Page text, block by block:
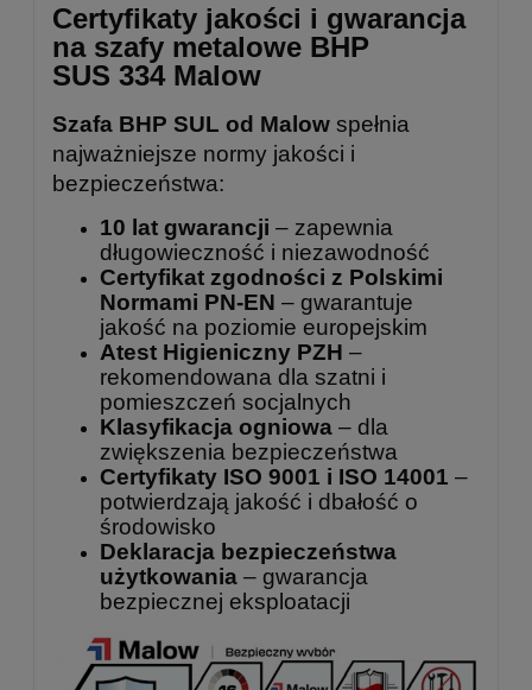
Certyfikaty jakości i gwarancja
na szafy metalowe BHP
SUS 334 Malow
Szafa BHP SUL od Malow spełnia
najważniejsze normy jakości i
bezpieczeństwa:
10 lat gwarancji – zapewnia
długowieczność i niezawodność
Certyfikat zgodności z Polskimi
Normami PN-EN – gwarantuje
jakość na poziomie europejskim
Atest Higieniczny PZH –
rekomendowana dla szatni i
pomieszczeń socjalnych
Klasyfikacja ogniowa – dla
zwiększenia bezpieczeństwa
Certyfikaty ISO 9001 i ISO 14001 –
potwierdzają jakość i dbałość o
środowisko
Deklaracja bezpieczeństwa
użytkowania – gwarancja
bezpiecznej eksploatacji